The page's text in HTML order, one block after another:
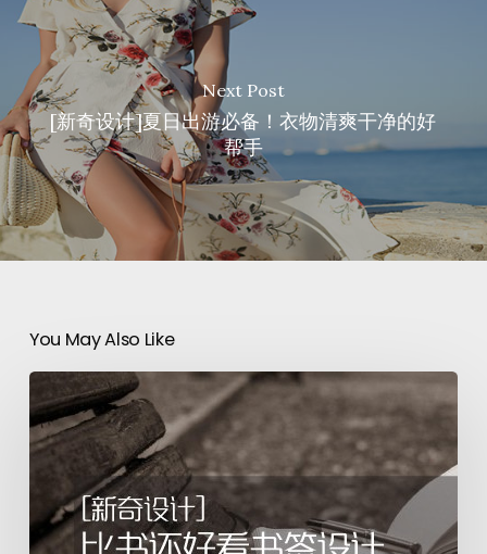
Next Post
[新奇设计]夏日出游必备！衣物清爽干净的好
帮手
You May Also Like